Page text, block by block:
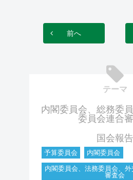
前へ
テーマ
内閣委員会、総務委
委員会連合
国会報告
予算委員会
内閣委員会
内閣委員会、法務委員会、
審査会